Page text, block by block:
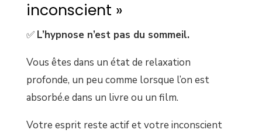
inconscient »
✅ L’hypnose n’est pas du sommeil.
Vous êtes dans un état de relaxation
profonde, un peu comme lorsque l’on est
absorbé.e dans un livre ou un film.
Votre esprit reste actif et votre inconscient